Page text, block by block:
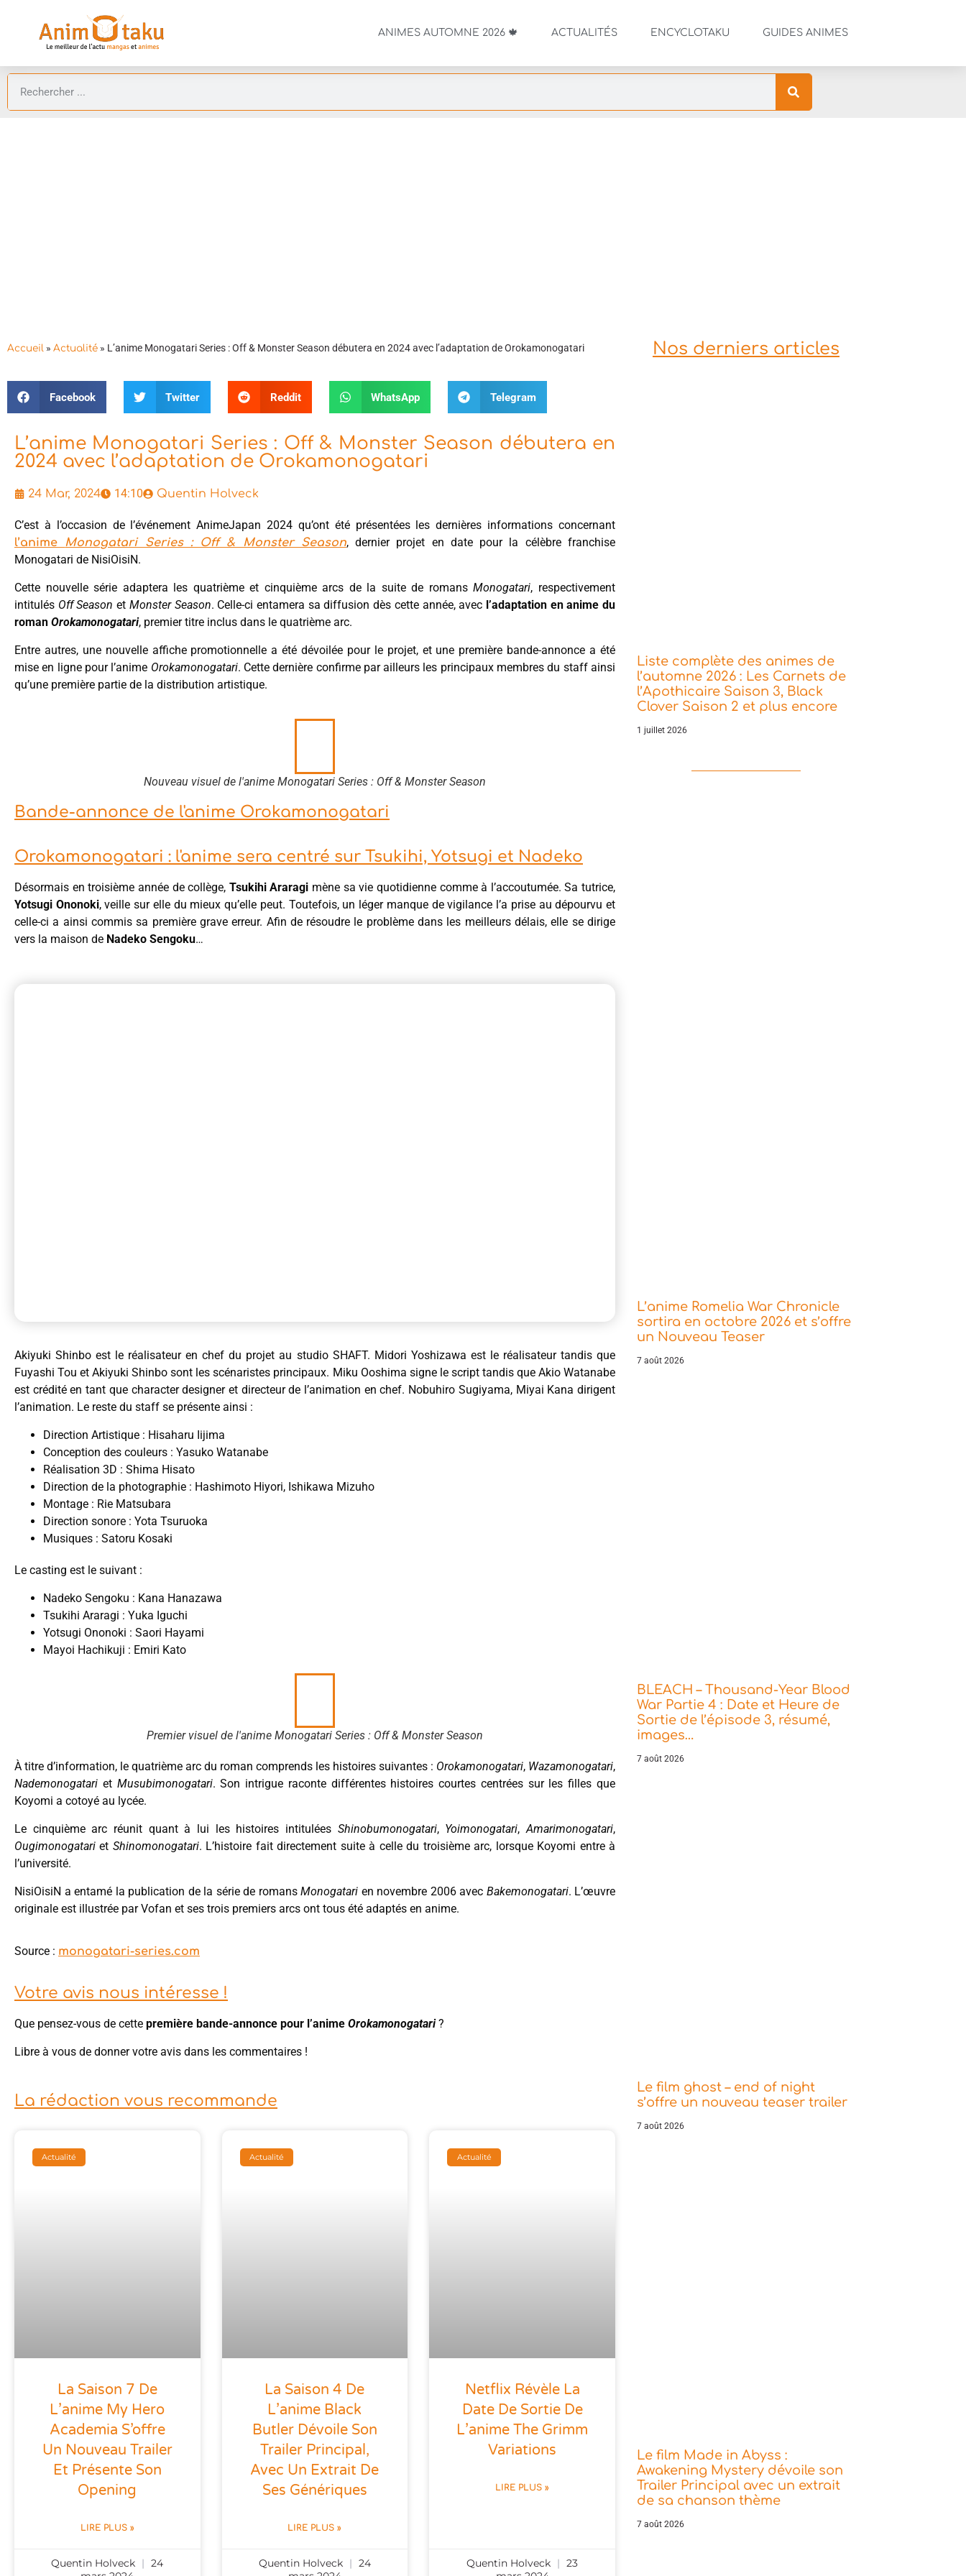
ANIMES AUTOMNE 2026 🍁 ACTUALITÉS ENCYCLOTAKU GUIDES ANIMES
Accueil » Actualité » L’anime Monogatari Series : Off & Monster Season débutera en 2024 avec l’adaptation de Orokamonogatari
Facebook Twitter Reddit WhatsApp Telegram
L’anime Monogatari Series : Off & Monster Season débutera en
2024 avec l’adaptation de Orokamonogatari
24 Mar, 2024 14:10 Quentin Holveck
C’est à l’occasion de l’événement AnimeJapan 2024 qu’ont été présentées les dernières informations concernant
l’anime Monogatari Series : Off & Monster Season, dernier projet en date pour la célèbre franchise
Monogatari de NisiOisiN.
Cette nouvelle série adaptera les quatrième et cinquième arcs de la suite de romansMonogatari, respectivement
intitulés Off Season et Monster Season. Celle-ci entamera sa diffusion dès cette année, avec l’adaptation en anime du
roman Orokamonogatari, premier titre inclus dans le quatrième arc.
Entre autres, une nouvelle affiche promotionnelle a été dévoilée pour le projet, et une première bande-annonce a été
mise en ligne pour l’anime Orokamonogatari. Cette dernière confirme par ailleurs les principaux membres du staff ainsi
qu’une première partie de la distribution artistique.
Nouveau visuel de l'anime Monogatari Series : Off & Monster Season
Bande-annonce de l'anime Orokamonogatari
Orokamonogatari : l'anime sera centré sur Tsukihi, Yotsugi et Nadeko
Désormais en troisième année de collège, Tsukihi Araragi mène sa vie quotidienne comme à l’accoutumée. Sa tutrice,
Yotsugi Ononoki, veille sur elle du mieux qu’elle peut. Toutefois, un léger manque de vigilance l’a prise au dépourvu et
celle-ci a ainsi commis sa première grave erreur. Afin de résoudre le problème dans les meilleurs délais, elle se dirige
vers la maison de Nadeko Sengoku…
Akiyuki Shinbo est le réalisateur en chef du projet au studio SHAFT. Midori Yoshizawa est le réalisateur tandis que
Fuyashi Tou et Akiyuki Shinbo sont les scénaristes principaux. Miku Ooshima signe le script tandis que Akio Watanabe
est crédité en tant que character designer et directeur de l’animation en chef. Nobuhiro Sugiyama, Miyai Kana dirigent
l’animation. Le reste du staff se présente ainsi :
Direction Artistique : Hisaharu Iijima
Conception des couleurs : Yasuko Watanabe
Réalisation 3D : Shima Hisato
Direction de la photographie : Hashimoto Hiyori, Ishikawa Mizuho
Montage : Rie Matsubara
Direction sonore : Yota Tsuruoka
Musiques : Satoru Kosaki
Le casting est le suivant :
Nadeko Sengoku : Kana Hanazawa
Tsukihi Araragi : Yuka Iguchi
Yotsugi Ononoki : Saori Hayami
Mayoi Hachikuji : Emiri Kato
Premier visuel de l'anime Monogatari Series : Off & Monster Season
À titre d’information, le quatrième arc du roman comprends les histoires suivantes : Orokamonogatari, Wazamonogatari,
Nademonogatari et Musubimonogatari. Son intrigue raconte différentes histoires courtes centrées sur les filles que
Koyomi a cotoyé au lycée.
Le cinquième arc réunit quant à lui les histoires intitulées Shinobumonogatari, Yoimonogatari,Amarimonogatari,
Ougimonogatari et Shinomonogatari. L’histoire fait directement suite à celle du troisième arc, lorsque Koyomi entre à
l’université.
NisiOisiN a entamé la publication de la série de romans Monogatari en novembre 2006 avec Bakemonogatari. L’œuvre
originale est illustrée par Vofan et ses trois premiers arcs ont tous été adaptés en anime.
Source : monogatari-series.com
Votre avis nous intéresse !
Que pensez-vous de cette première bande-annonce pour l’anime Orokamonogatari?
Libre à vous de donner votre avis dans les commentaires !
La rédaction vous recommande
Actualité
La Saison 7 De
L’anime My Hero
Academia S’offre
Un Nouveau Trailer
Et Présente Son
Opening
LIRE PLUS »
Quentin Holveck
24
Actualité
La Saison 4 De
L’anime Black
Butler Dévoile Son
Trailer Principal,
Avec Un Extrait De
Ses Génériques
LIRE PLUS »
Quentin Holveck
24
Actualité
Netflix Révèle La
Date De Sortie De
L’anime The Grimm
Variations
LIRE PLUS »
Quentin Holveck
23
Nos derniers articles
Liste complète des animes de
l’automne 2026 : Les Carnets de
l’Apothicaire Saison 3, Black
Clover Saison 2 et plus encore
1 juillet 2026
L’anime Romelia War Chronicle
sortira en octobre 2026 et s’offre
un Nouveau Teaser
7 août 2026
BLEACH – Thousand-Year Blood
War Partie 4 : Date et Heure de
Sortie de l’épisode 3, résumé,
images…
7 août 2026
Le film ghost – end of night
s’offre un nouveau teaser trailer
7 août 2026
Le film Made in Abyss :
Awakening Mystery dévoile son
Trailer Principal avec un extrait
de sa chanson thème
7 août 2026